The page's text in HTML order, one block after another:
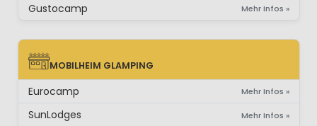
Gustocamp Mehr Infos »
MOBILHEIM GLAMPING
MOBILHEIM GLAMPING
Eurocamp Mehr Infos »
SunLodges Mehr Infos »